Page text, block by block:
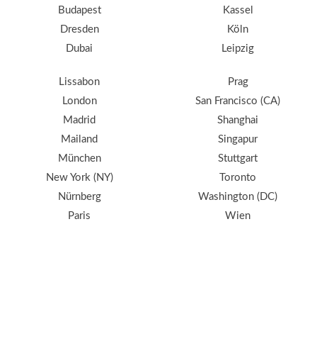
Budapest
Dresden
Dubai
Kassel
Köln
Leipzig
Lissabon
London
Madrid
Mailand
München
New York (NY)
Nürnberg
Paris
Prag
San Francisco (CA)
Shanghai
Singapur
Stuttgart
Toronto
Washington (DC)
Wien